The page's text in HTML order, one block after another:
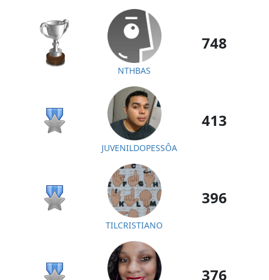
NTHBAS
748
JUVENILDOPESSÔA
413
TILCRISTIANO
396
376